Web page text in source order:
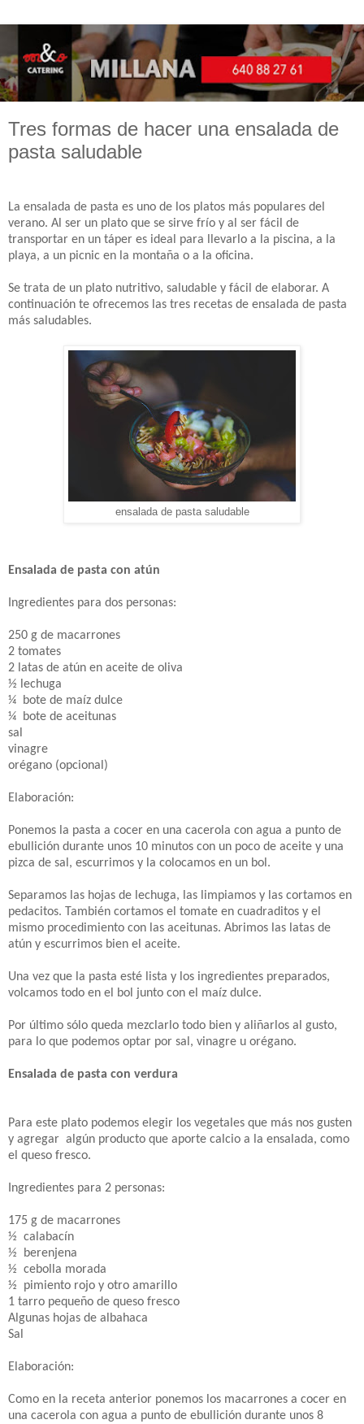
Tres formas de hacer una ensalada de
pasta saludable
La ensalada de pasta es uno de los platos más populares del
verano. Al ser un plato que se sirve frío y al ser fácil de
transportar en un táper es ideal para llevarlo a la piscina, a la
playa, a un picnic en la montaña o a la oficina.
Se trata de un plato nutritivo, saludable y fácil de elaborar. A
continuación te ofrecemos las tres recetas de ensalada de pasta
más saludables.
ensalada de pasta saludable
Ensalada de pasta con atún
Ingredientes para dos personas:
250 g de macarrones
2 tomates
2 latas de atún en aceite de oliva
½ lechuga
¼
bote de maíz dulce
¼
bote de aceitunas
sal
vinagre
orégano (opcional)
Elaboración:
Ponemos la pasta a cocer en una cacerola con agua a punto de
ebullición durante unos 10 minutos con un poco de aceite y una
pizca de sal, escurrimos y la colocamos en un bol.
Separamos las hojas de lechuga, las limpiamos y las cortamos en
pedacitos. También cortamos el tomate en cuadraditos y el
mismo procedimiento con las aceitunas. Abrimos las latas de
atún y escurrimos bien el aceite.
Una vez que la pasta esté lista y los ingredientes preparados,
volcamos todo en el bol junto con el maíz dulce.
Por último sólo queda mezclarlo todo bien y aliñarlos al gusto,
para lo que podemos optar por sal, vinagre u orégano.
Ensalada de pasta con verdura
Para este plato podemos elegir los vegetales que más nos gusten
y agregar algún producto que aporte calcio a la ensalada, como
el queso fresco.
Ingredientes para 2 personas:
175 g de macarrones
½ calabacín
½
berenjena
½ cebolla morada
½
pimiento rojo y otro amarillo
1 tarro pequeño de queso fresco
Algunas hojas de albahaca
Sal
Elaboración:
Como en la receta anterior ponemos los macarrones a cocer en
una cacerola con agua a punto de ebullición durante unos 8